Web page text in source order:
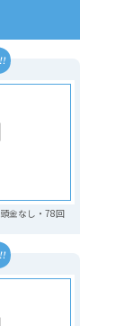
金なし・78回